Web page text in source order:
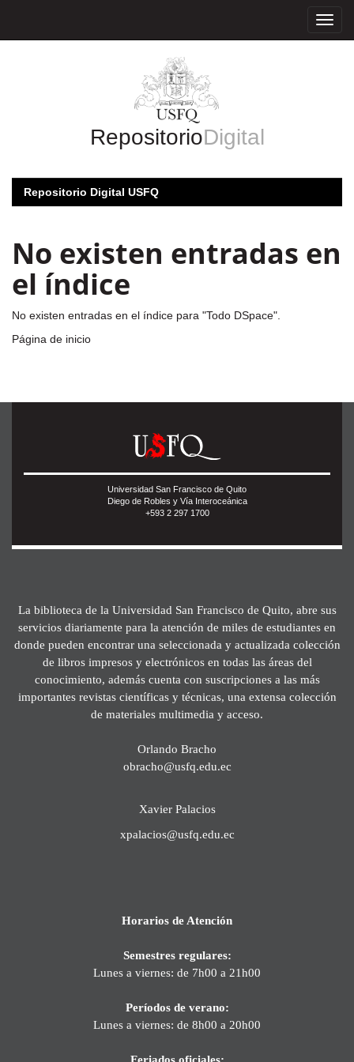
RepositorioDigital
Repositorio Digital USFQ
No existen entradas en
el índice
No existen entradas en el índice para "Todo DSpace".
Página de inicio
Universidad San Francisco de Quito
Diego de Robles y Vía Interoceánica
+593 2 297 1700
La biblioteca de la Universidad San Francisco de Quito, abre sus
servicios diariamente para la atención de miles de estudiantes en
donde pueden encontrar una seleccionada y actualizada colección
de libros impresos y electrónicos en todas las áreas del
conocimiento, además cuenta con suscripciones a las más
importantes revistas científicas y técnicas, una extensa colección
de materiales multimedia y acceso.
Orlando Bracho
obracho@usfq.edu.ec
Xavier Palacios
xpalacios@usfq.edu.ec
Horarios de Atención
Semestres regulares:
Lunes a viernes: de 7h00 a 21h00
Períodos de verano:
Lunes a viernes: de 8h00 a 20h00
Feriados oficiales: